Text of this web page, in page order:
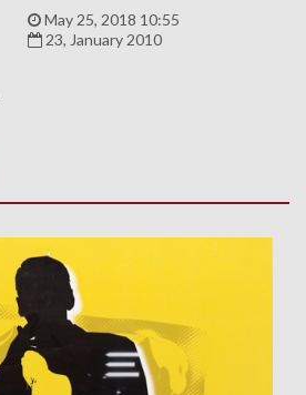
May 25, 2018 10:55
23, January 2010